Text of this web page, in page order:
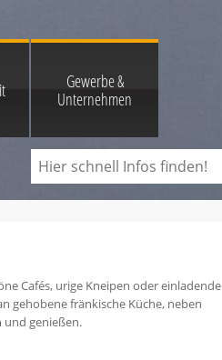
Gewerbe &
Unternehmen
Cafés, urige Kneipen oder einladende
gehobene fränkische Küche, neben
und genießen.